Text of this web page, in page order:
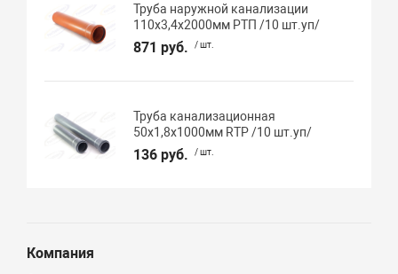
Труба наружной канализации
110х3,4х2000мм РТП /10 шт.уп/
871 руб. / шт.
Труба канализационная
50х1,8х1000мм RTP /10 шт.уп/
136 руб. / шт.
Компания